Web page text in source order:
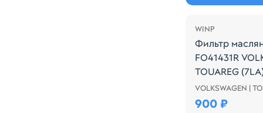
WINP
Фильтр
FO41431R
TOUAREG
2010
VOLKSWAGEN |
900 ₽